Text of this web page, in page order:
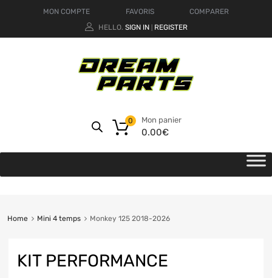
MON COMPTE FAVORIS
COMPARER
HELLO. SIGN IN REGISTER
Mon panier
0.00€
0
Home Mini 4 temps Monkey 125 2018-2026
KIT PERFORMANCE